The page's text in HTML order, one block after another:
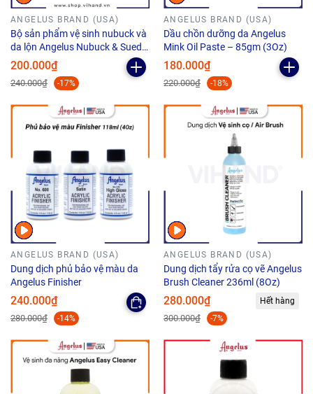
ANGELUS BRAND (USA)
Bộ sản phẩm vệ sinh nubuck và
da lộn Angelus Nubuck & Suede
Kit cao cấp
200.000₫
240.000₫ -17%
ANGELUS BRAND (USA)
Dầu chồn dưỡng da Angelus
Mink Oil Paste – 85gm (3Oz)
180.000₫
220.000₫ -18%
ANGELUS BRAND (USA)
Dung dịch phủ bảo vệ màu da
Angelus Finisher
240.000₫
280.000₫ -14%
ANGELUS BRAND (USA)
Dung dịch tẩy rửa cọ vẽ Angelus
Brush Cleaner 236ml (8Oz)
280.000₫
300.000₫ -7%
Hết hàng